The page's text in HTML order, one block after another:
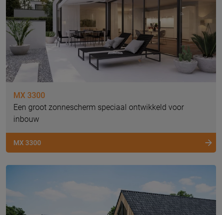
MX 3300
Een groot zonnescherm speciaal ontwikkeld voor
inbouw
MX 3300